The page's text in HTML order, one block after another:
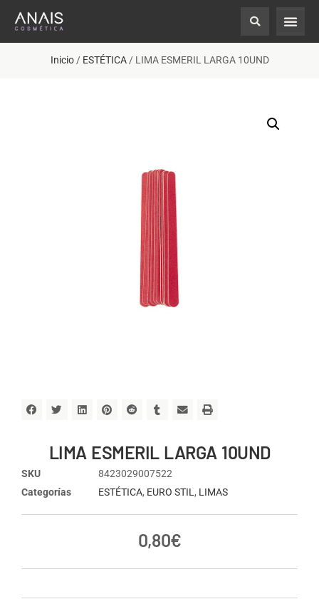
Inicio/ ESTÉTICA/ LIMA ESMERIL LARGA 10UND
LIMA ESMERIL LARGA 10UND
SKU
8423029007522
Categorías
ESTÉTICA, EURO STIL, LIMAS
0,80€